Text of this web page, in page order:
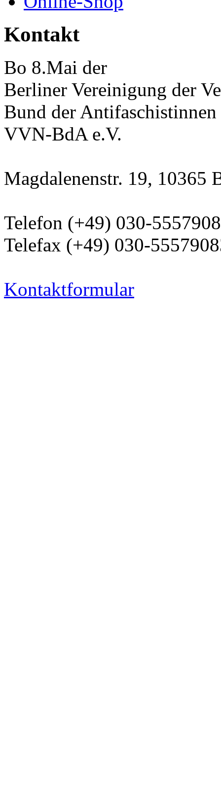
Kontakt
Bo 8.Mai der
Berliner Vereinigung der
Bund der
VVN-BdA e.V.
Magdalenenstr. 19, 10365
Telefon (+49) 030-
Telefax (+49) 030-
Kontaktformular